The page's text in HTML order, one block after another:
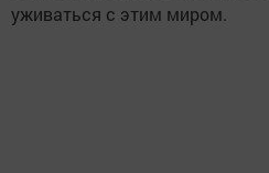
уживаться с этим миром.